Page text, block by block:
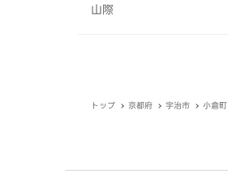
山際
トップ 京都府 宇治市 小倉町